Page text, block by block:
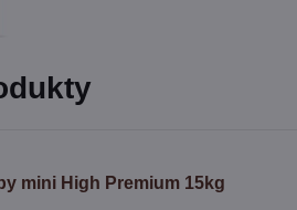
mini High Premium 15kg